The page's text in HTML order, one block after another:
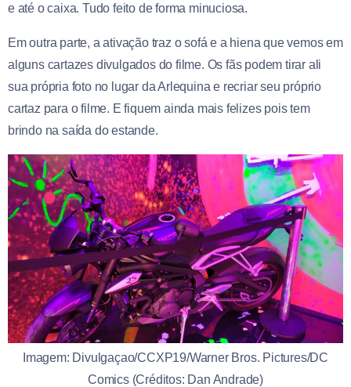
e até o caixa. Tudo feito de forma minuciosa.
Em outra parte, a ativação traz o sofá e a hiena que vemos em
alguns cartazes divulgados do filme. Os fãs podem tirar ali
sua própria foto no lugar da Arlequina e recriar seu próprio
cartaz para o filme. E fiquem ainda mais felizes pois tem
brindo na saída do estande.
Imagem: Divulgaçao/CCXP19/Warner Bros. Pictures/DC
Comics (Créditos: Dan Andrade)